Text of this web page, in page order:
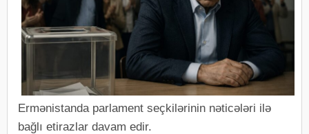
Ermənistanda parlament seçkilərinin nəticələri ilə
bağlı etirazlar davam edir.